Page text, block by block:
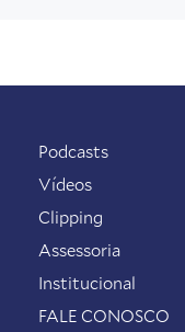
Podcasts
Vídeos
Clipping
Assessoria
Institucional
FALE CONOSCO